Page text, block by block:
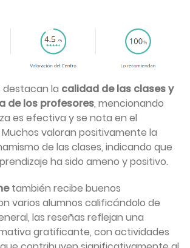
destacan la calidad de las clases y
de los profesores, mencionando
es efectiva y se nota en el
valoran positivamente la
de las clases, indicando que
ha sido ameno y positivo.
también recibe buenos
varios alumnos calificándolo de
las reseñas reflejan una
gratificante, con actividades